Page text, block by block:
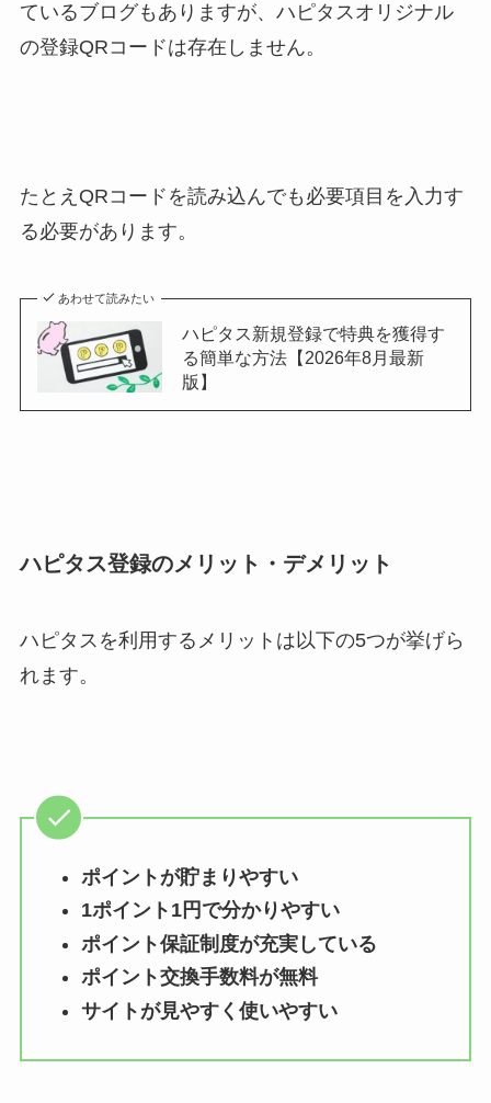
ているブログもありますが、ハピタスオリジナル
の登録QRコードは存在しません。
たとえQRコードを読み込んでも必要項目を入力す
る必要があります。
あわせて読みたい
ハピタス新規登録で特典を獲得す
る簡単な方法【2026年8月最新
版】
ハピタス登録のメリット・デメリット
ハピタスを利用するメリットは以下の5つが挙げら
れます。
ポイントが貯まりやすい
1ポイント1円で分かりやすい
ポイント保証制度が充実している
ポイント交換手数料が無料
サイトが見やすく使いやすい